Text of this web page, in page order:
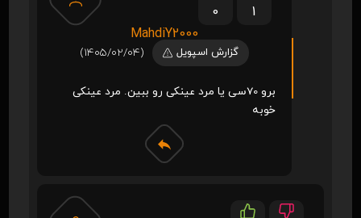
0
1
MahdiY2000
گزارش اسپویل (1405/02/04)
برو 70سی یا مرد عینکی رو ببین. مرد عینکی
خوبه